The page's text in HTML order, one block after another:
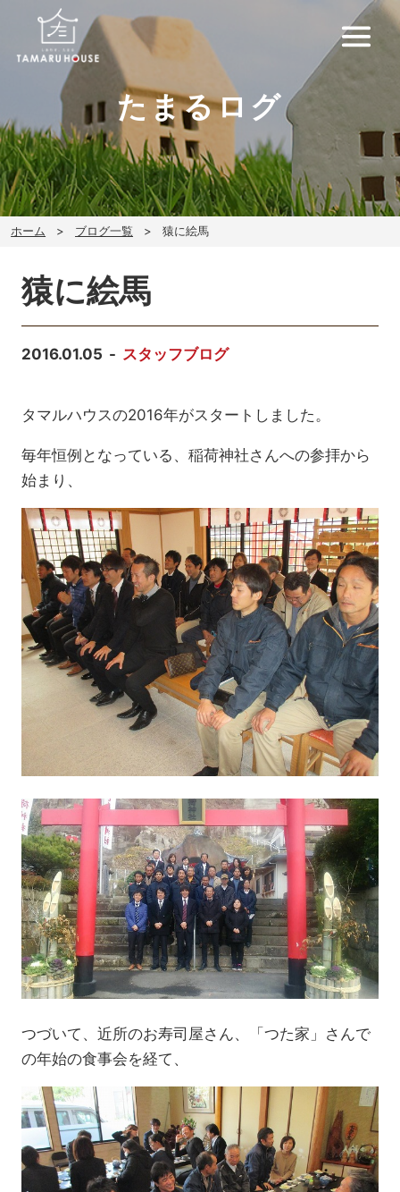
たまるログ
ホーム ブログ一覧 猿に絵馬
猿に絵馬
2016.01.05 スタッフブログ
タマルハウスの2016年がスタートしました。
毎年恒例となっている、稲荷神社さんへの参拝から
始まり、
つづいて、近所のお寿司屋さん、「つた家」さんで
の年始の食事会を経て、